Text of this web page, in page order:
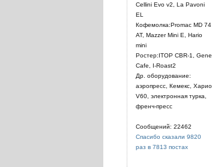
Cellini Evo v2, La Pavoni
EL
Кофемолка:Promac MD 74
AT, Mazzer Mini E, Hario
mini
Ростер:ITOP CBR-1, Gene
Cafe, I-Roast2
Др. оборудование:
аэропресс, Кемекс, Харио
V60, электронная турка,
френч-пресс
Сообщений: 22462
Спасибо сказали 9820
раз в 7813 постах